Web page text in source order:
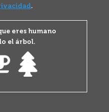
.
eres humano
el árbol.